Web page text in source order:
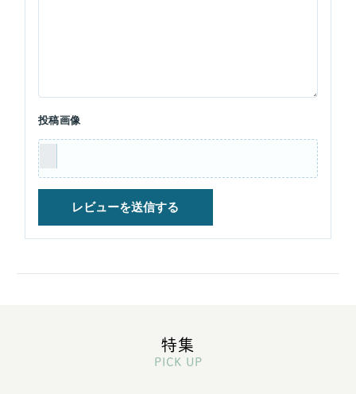
投稿画像
特集
PICK UP